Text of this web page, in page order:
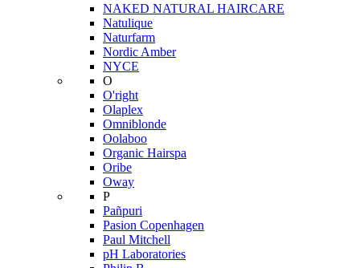
NAKED NATURAL HAIRCARE
Natulique
Naturfarm
Nordic Amber
NYCE
O
O'right
Olaplex
Omniblonde
Oolaboo
Organic Hairspa
Oribe
Oway
P
Pañpuri
Pasion Copenhagen
Paul Mitchell
pH Laboratories